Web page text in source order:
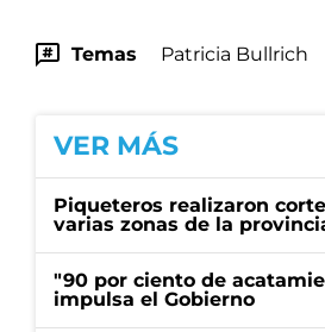
Temas Patricia Bullrich
VER MÁS
Piqueteros realizaron
varias zonas de la
"90 por ciento de
impulsa el Gobierno